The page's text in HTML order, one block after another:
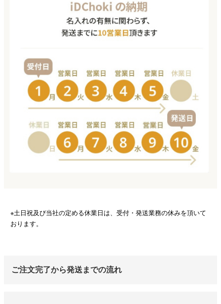
※土日祝及び当社の定める休業日は、受付・発送業務の休みを頂いて
おります。
ご注文完了から発送までの流れ